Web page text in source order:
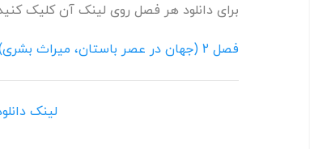
برای دانلود هر فصل روی لینک آن کلیک
فصل 2 (جهان در عصر باستان، میراث بشری)
لینک